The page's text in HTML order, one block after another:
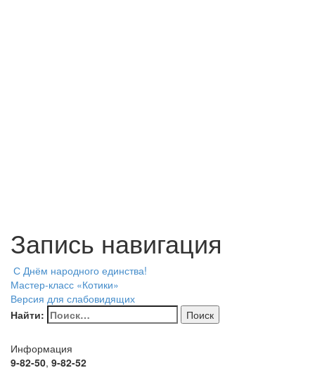
Запись навигация
С Днём народного единства!
Мастер-класс «Котики»
Версия для слабовидящих
Найти:
Информация
9-82-50, 9-82-52